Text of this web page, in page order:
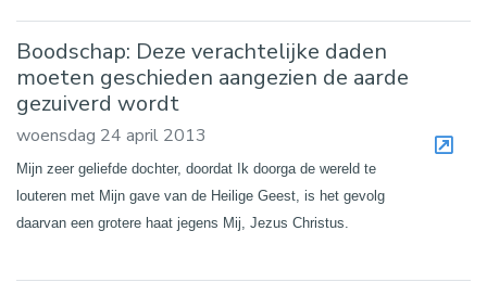
Boodschap: Deze verachtelijke daden
moeten geschieden aangezien de aarde
gezuiverd wordt
woensdag 24 april 2013
Mijn zeer geliefde dochter, doordat Ik doorga de wereld te
louteren met Mijn gave van de Heilige Geest, is het gevolg
daarvan een grotere haat jegens Mij, Jezus Christus.